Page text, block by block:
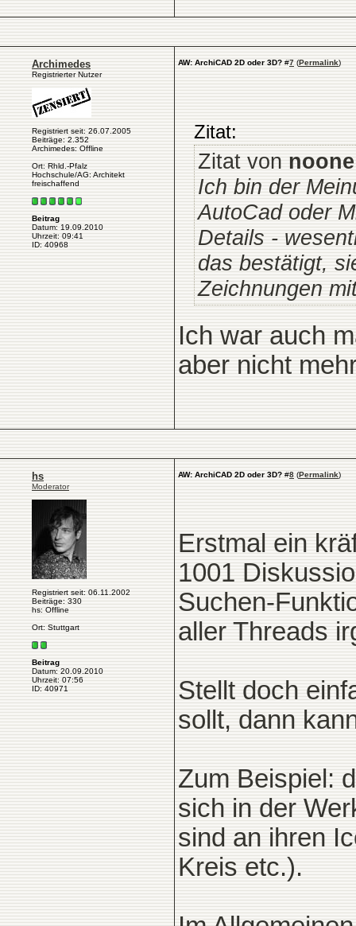
Archimedes
Registrierter Nutzer
Registriert seit: 26.07.2005
Beiträge: 2.352
Archimedes: Offline
Ort: Rhld.-Pfalz
Hochschule/AG: Architekt
freischaffend
Beitrag
Datum: 19.09.2010
Uhrzeit: 09:41
ID: 40968
AW: ArchiCAD 2D oder 3D? #7 (Permalink)
Zitat:
Zitat von noone
Ich bin der
AutoCad oder
Details -
das bestätigt,
Zeichnungen
Ich war auch
aber nicht
hs
Moderator
Registriert seit: 06.11.2002
Beiträge: 330
hs: Offline
Ort: Stuttgart
Beitrag
Datum: 20.09.2010
Uhrzeit: 07:56
ID: 40971
AW: ArchiCAD 2D oder 3D? #8 (Permalink)
Erstmal ein
1001
Suchen-
aller Threads
Stellt doch
sollt, dann
Zum Beispiel:
sich in der
sind an ihren
Kreis etc.).